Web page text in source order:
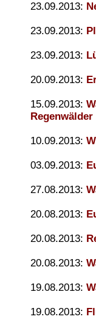
23.09.2013:
23.09.2013:
23.09.2013:
20.09.2013:
15.09.2013:
Regenwälder
10.09.2013:
03.09.2013:
27.08.2013:
20.08.2013:
20.08.2013:
20.08.2013:
19.08.2013:
19.08.2013: